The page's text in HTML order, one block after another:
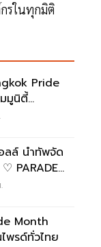
รในทุกมิติ
Pride
มูนิตี้
ฐกิจไทย
ลล์ นำทัพจัด
PARADE
Month
พรด์ทั่วไทย